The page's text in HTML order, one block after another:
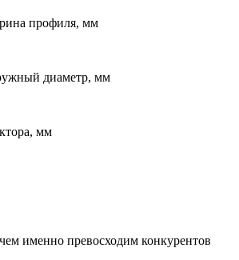
профиля, мм
диаметр, мм
мм
именно превосходим конкурентов